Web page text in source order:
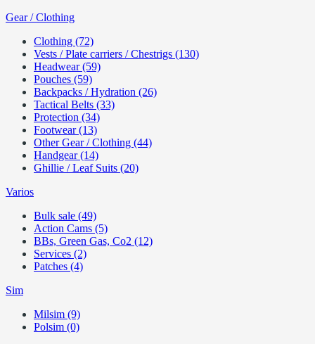
Gear / Clothing
Clothing (72)
Vests / Plate carriers / Chestrigs (130)
Headwear (59)
Pouches (59)
Backpacks / Hydration (26)
Tactical Belts (33)
Protection (34)
Footwear (13)
Other Gear / Clothing (44)
Handgear (14)
Ghillie / Leaf Suits (20)
Varios
Bulk sale (49)
Action Cams (5)
BBs, Green Gas, Co2 (12)
Services (2)
Patches (4)
Sim
Milsim (9)
Polsim (0)